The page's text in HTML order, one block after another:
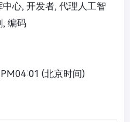
中心, 开发者, 代理人工智
, 编码
(北京时间)